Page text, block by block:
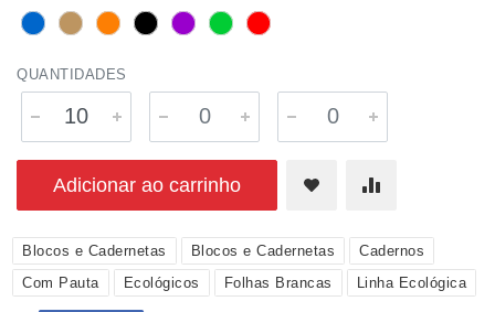
QUANTIDADES
Adicionar ao carrinho
Blocos e Cadernetas Blocos e Cadernetas
Cadernos
Com Pauta
Ecológicos Folhas Brancas Linha Ecológica